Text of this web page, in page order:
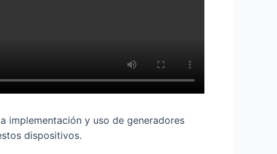
implementación y uso de generadores
dispositivos.